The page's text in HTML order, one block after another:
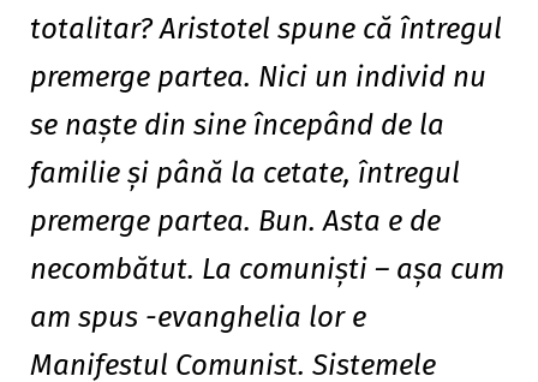
totalitar? Aristotel spune că întregul
premerge partea. Nici un individ nu
se naşte din sine începând de la
familie şi până la cetate, întregul
premerge partea. Bun. Asta e de
necombătut. La comunişti – aşa cum
am spus -evanghelia lor e
Manifestul Comunist. Sistemele